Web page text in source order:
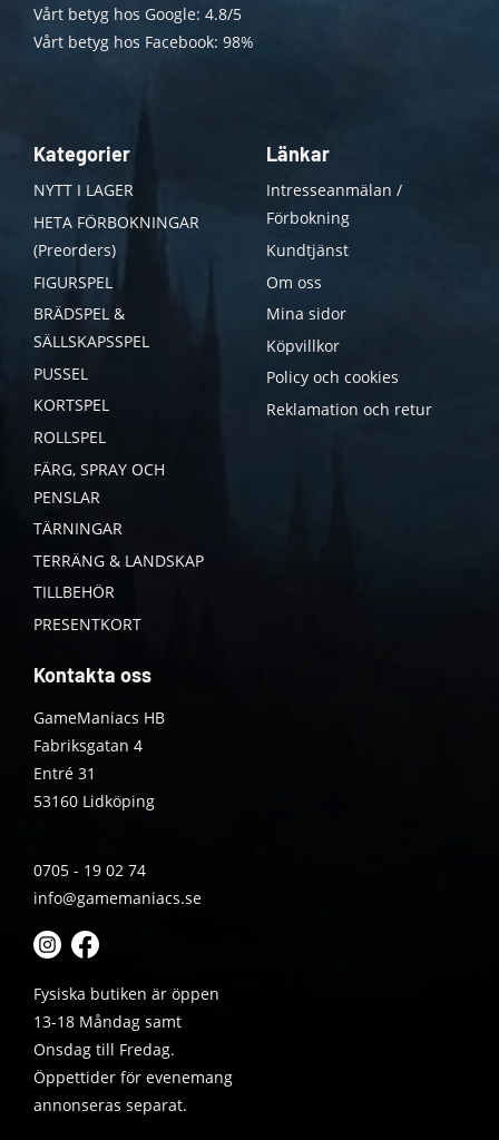
Vårt betyg hos Google: 4.8/5
Vårt betyg hos Facebook: 98%
Kategorier
NYTT I LAGER
HETA FÖRBOKNINGAR
(Preorders)
FIGURSPEL
BRÄDSPEL &
SÄLLSKAPSSPEL
PUSSEL
KORTSPEL
ROLLSPEL
FÄRG, SPRAY OCH
PENSLAR
TÄRNINGAR
TERRÄNG & LANDSKAP
TILLBEHÖR
PRESENTKORT
Länkar
Intresseanmälan /
Förbokning
Kundtjänst
Om oss
Mina sidor
Köpvillkor
Policy och cookies
Reklamation och retur
Kontakta oss
GameManiacs HB
Fabriksgatan 4
Entré 31
53160 Lidköping
0705 - 19 02 74
info@gamemaniacs.se
Fysiska butiken är öppen
13-18 Måndag samt
Onsdag till Fredag.
Öppettider för evenemang
annonseras separat.